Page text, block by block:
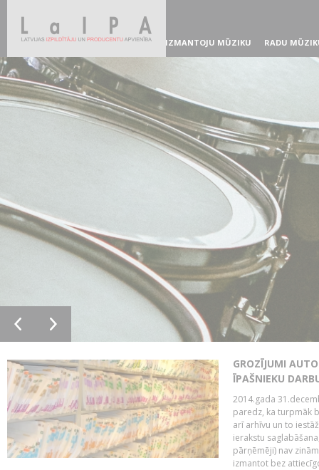
IZMANTOJU MŪZIKU RADU
GROZĪJUMI
ĪPAŠNIEKU
2014.gada
paredz, ka turpmāk
arī arhīvu un to
ierakstu
pārņēmēji) nav
izmantot bez